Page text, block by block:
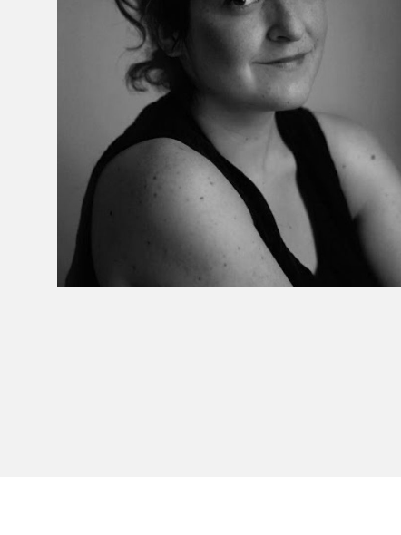
À propos du Salon
Liste des exposant·e·s
Liste des auteur·rice·s